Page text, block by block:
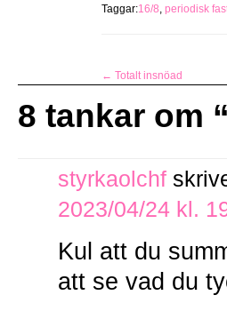
Taggar:16/8, periodisk
← Totalt insnöad
8 tankar om “
styrkaolchf
2023/04/24 kl.
Kul att du
att se vad du